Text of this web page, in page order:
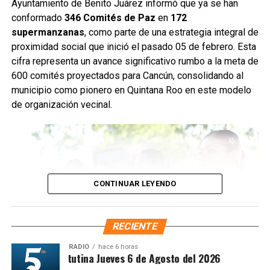
desechos que obstruyen el flujo pluvial. En la
Supermanzana 235 se complementó la jornada con una
brigada de descacharrización para evitar la formación de
basureros clandestinos y promover la correcta
disposición de muebles, electrodomésticos y llantas.
Fuente: 5to Poder Agencia de Noticias
Ayuntamiento de Benito Juárez informó que ya se han
conformado 346 Comités de Paz en 172
supermanzanas, como parte de una estrategia integral de
proximidad social que inició el pasado 05 de febrero. Esta
cifra representa un avance significativo rumbo a la meta de
600 comités proyectados para Cancún, consolidando al
municipio como pionero en Quintana Roo en este modelo
de organización vecinal.
CONTINUAR LEYENDO
RECIENTE
RADIO hace 6 horas
Síntesis Matutina Jueves 6 de Agosto del 2026